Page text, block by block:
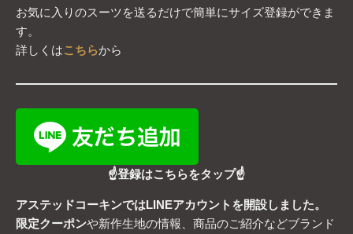
お気に入りのスーツを送るだけで簡単にサイズ登録ができま
す。
詳しくはこちらから
☝登録はこちらをタップ☝
アステッドコーキンではLINEアカウントを開設しました。
限定クーポンや新作生地の情報、商品のご紹介などブランド